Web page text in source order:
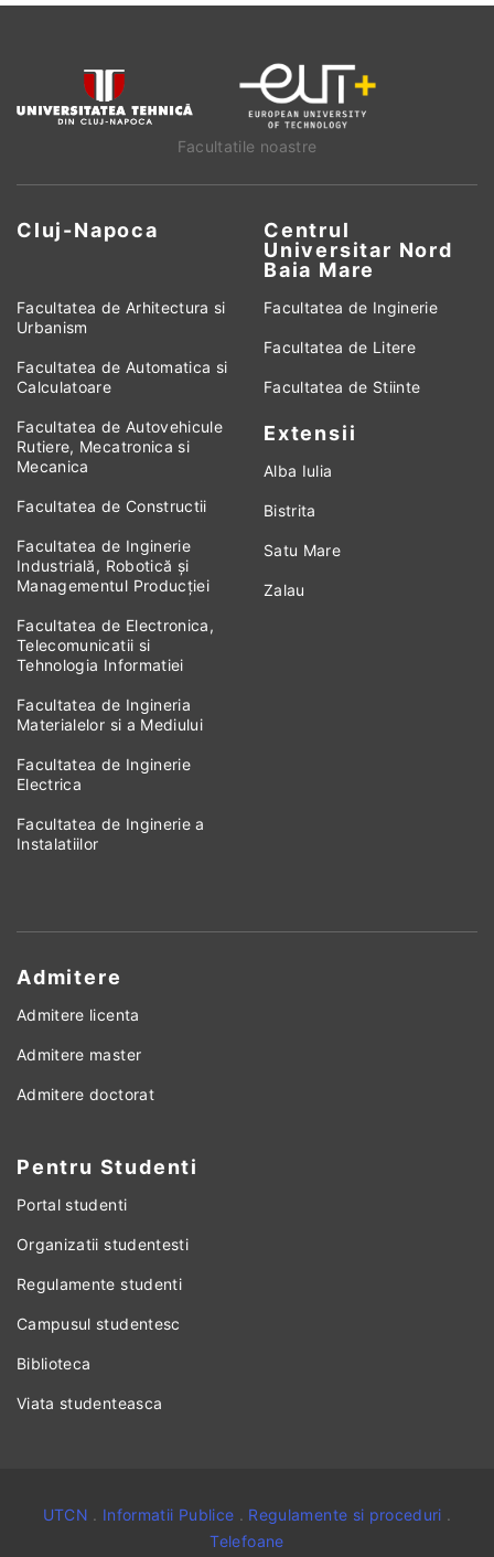
Facultatile noastre
Cluj-Napoca
Centrul
Universitar Nord
Baia Mare
Facultatea de Arhitectura si
Urbanism
Facultatea de Automatica si
Calculatoare
Facultatea de Autovehicule
Rutiere, Mecatronica si
Mecanica
Facultatea de Constructii
Facultatea de Inginerie
Industrială, Robotică și
Managementul Producției
Facultatea de Electronica,
Telecomunicatii si
Tehnologia Informatiei
Facultatea de Ingineria
Materialelor si a Mediului
Facultatea de Inginerie
Electrica
Facultatea de Inginerie a
Instalatiilor
Facultatea de Inginerie
Facultatea de Litere
Facultatea de Stiinte
Extensii
Alba Iulia
Bistrita
Satu Mare
Zalau
Admitere
Admitere licenta
Admitere master
Admitere doctorat
Pentru Studenti
Portal studenti
Organizatii studentesti
Regulamente studenti
Campusul studentesc
Biblioteca
Viata studenteasca
UTCN . Informatii Publice . Regulamente si proceduri .
Telefoane